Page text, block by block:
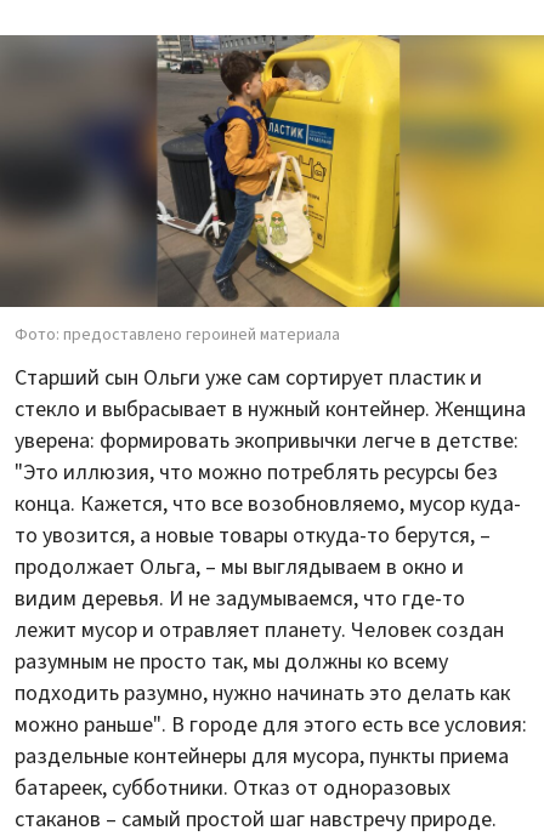
Фото: предоставлено героиней материала
Старший сын Ольги уже сам сортирует пластик и
стекло и выбрасывает в нужный контейнер. Женщина
уверена: формировать экопривычки легче в детстве:
"Это иллюзия, что можно потреблять ресурсы без
конца. Кажется, что все возобновляемо, мусор куда-
то увозится, а новые товары откуда-то берутся, –
продолжает Ольга, – мы выглядываем в окно и
видим деревья. И не задумываемся, что где-то
лежит мусор и отравляет планету. Человек создан
разумным не просто так, мы должны ко всему
подходить разумно, нужно начинать это делать как
можно раньше". В городе для этого есть все условия:
раздельные контейнеры для мусора, пункты приема
батареек, субботники. Отказ от одноразовых
стаканов – самый простой шаг навстречу природе.